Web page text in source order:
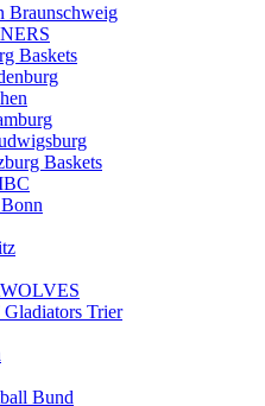
Braunschweig
Baskets
Baskets
Trier
Bund